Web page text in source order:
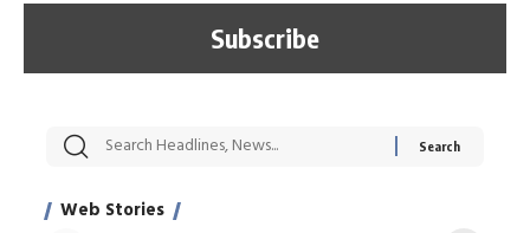
Web Stories
सट्टेबाजी में अरेस्ट हुए
साहिल खान
रोज एक कच्चे लहसुन